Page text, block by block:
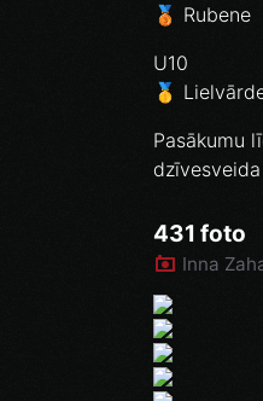
🥉 Rubene
U10
🥇
Pasākumu
431 foto
Inna